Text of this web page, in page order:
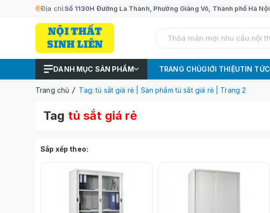
Địa chỉ:Số 1130H Đường La Thành, Phường Giảng Võ, Thành phố Hà Nội
DANH MỤC SẢN PHẨM TRANG CHỦGIỚI THIỆUTIN TỨC
Trang chủ Tag: tủ sắt giá rẻ | Sản phẩm tủ sắt giá rẻ | Trang 2
Tag tủ sắt giá rẻ
Sắp xếp theo: